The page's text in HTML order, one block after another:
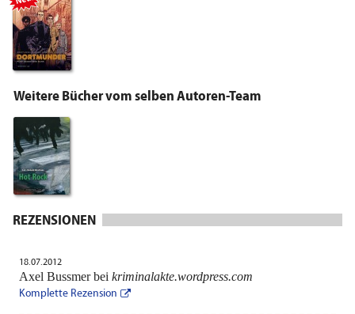
Weitere Bücher vom selben Autoren-Team
REZENSIONEN
18.07.2012
Axel Bussmer bei kriminalakte.wordpress.com
Komplette Rezension